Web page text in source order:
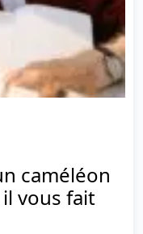
caméléon
vous fait